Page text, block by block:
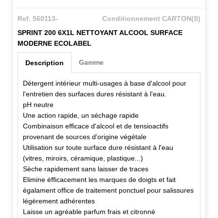
Ref. 560113-
Conditionnement CARTON(S)
SPRINT 200 6X1L NETTOYANT ALCOOL SURFACE
MODERNE ECOLABEL
Description
Détergent intérieur multi-usages à base d'alcool pour
l'entretien des surfaces dures résistant à l'eau.
pH neutre
Une action rapide, un séchage rapide
Combinaison efficace d'alcool et de tensioactifs
provenant de sources d'origine végétale
Utilisation sur toute surface dure résistant à l'eau
(vitres, miroirs, céramique, plastique...)
Sèche rapidement sans laisser de traces
Elimine éfficacement les marques de doigts et fait
égalament office de traitement ponctuel pour salissures
légèrement adhérentes
Laisse un agréable parfum frais et citronné
Gamme